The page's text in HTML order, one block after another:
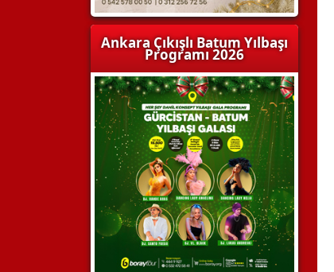
Ankara Çıkışlı Batum Yılbaşı
Programı 2026